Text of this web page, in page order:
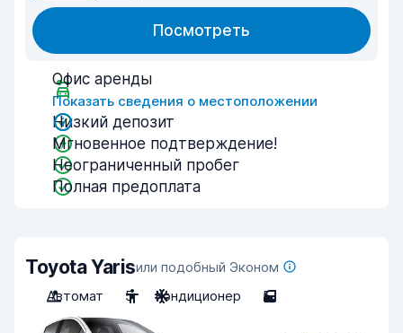
Посмотреть
Офис аренды
Показать сведения о местоположении
Низкий депозит
Мгновенное подтверждение!
Неограниченный пробег
Полная предоплата
Toyota Yarisили подобный Эконом
Автомат
5 Кондиционер 5